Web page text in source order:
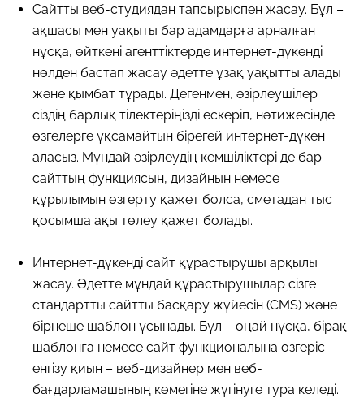
Сайтты веб-студиядан тапсырыспен жасау. Бұл –
ақшасы мен уақыты бар адамдарға арналған
нұсқа, өйткені агенттіктерде интернет-дүкенді
нөлден бастап жасау әдетте ұзақ уақытты алады
және қымбат тұрады. Дегенмен, әзірлеушілер
сіздің барлық тілектеріңізді ескеріп, нәтижесінде
өзгелерге ұқсамайтын бірегей интернет-дүкен
аласыз. Мұндай әзірлеудің кемшіліктері де бар:
сайттың функциясын, дизайнын немесе
құрылымын өзгерту қажет болса, сметадан тыс
қосымша ақы төлеу қажет болады.
Интернет-дүкенді сайт құрастырушы арқылы
жасау. Әдетте мұндай құрастырушылар сізге
стандартты сайтты басқару жүйесін (CMS) және
бірнеше шаблон ұсынады. Бұл – оңай нұсқа, бірақ
шаблонға немесе сайт функционалына өзгеріс
енгізу қиын – веб-дизайнер мен веб-
бағдарламашының көмегіне жүгінуге тура келеді.